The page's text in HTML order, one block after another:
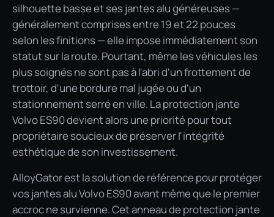
silhouette basse et ses jantes alu généreuses —
généralement comprises entre 19 et 22 pouces
selon les finitions — elle impose immédiatement son
statut sur la route. Pourtant, même les véhicules les
plus soignés ne sont pas à l'abri d'un frottement de
trottoir, d'une bordure mal jugée ou d'un
stationnement serré en ville. La protection jante
Volvo ES90 devient alors une priorité pour tout
propriétaire soucieux de préserver l'intégrité
esthétique de son investissement.
AlloyGator est la solution de référence pour protéger
vos jantes alu Volvo ES90 avant même que le premier
accroc ne survienne. Cet anneau de protection jante